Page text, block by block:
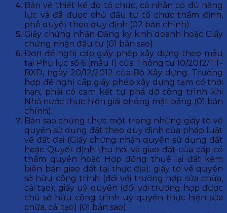
Bản vẽ thiết kế do tổ chức, cá nhân có đủ năng
lực và đã được chủ đầu tư tổ chức thẩm định,
phê duyệt theo quy định (02 bản chính).
Giấy chứng nhận Đăng ký kinh doanh hoặc Giấy
chứng nhận đầu tư (01 bản sao).
Đơn đề nghị cấp giấy phép xây dựng theo mẫu
tại Phụ lục số 6 (mẫu 1) của Thông tư 10/2012/TT-
BXD, ngày 20/12/2012 của Bộ Xây dựng. Trường
hợp đề nghị cấp giấy phép xây dựng tạm có thời
hạn, phải có cam kết tự phá dỡ công trình khi
Nhà nước thực hiện giải phóng mặt bằng (01 bản
chính).
Bản sao chứng thực một trong những giấy tờ về
quyền sử dụng đất theo quy định của pháp luật
về đất đai (Giấy chứng nhận quyền sử dụng đất
hoặc Quyết định thu hồi và giao đất của cấp có
thẩm quyền hoặc Hợp đồng thuê lại đất kèm
biên bản giao đất tại thực địa); giấy tờ về quyền
sở hữu công trình (đối với trường hợp sửa chữa,
cải tạo); giấy uỷ quyền (đối với trường hợp được
chủ sở hữu công trình uỷ quyền thực hiện sửa
chữa, cải tạo) (01 bản sao).